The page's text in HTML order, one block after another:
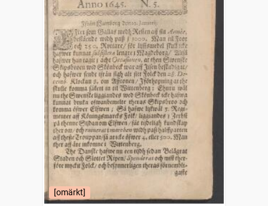
[omärkt]